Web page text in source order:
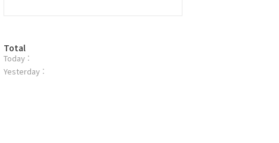
방
문
자
Total
Today :
Yesterday :